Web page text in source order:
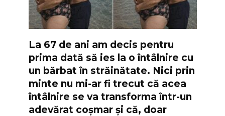
La 67 de ani am decis pentru
prima dată să ies la o întâlnire cu
un bărbat în străinătate. Nici prin
minte nu mi-ar fi trecut că acea
întâlnire se va transforma într-un
adevărat coșmar și că, doar